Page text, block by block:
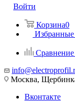
Войти
Корзина0
Сравнение
Москва,
Вконтакте